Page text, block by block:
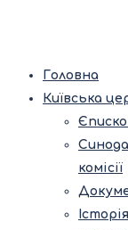
Головна
Київська
комісії
Історія